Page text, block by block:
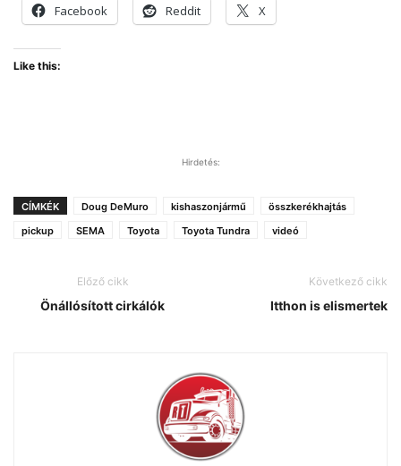
Facebook Reddit X
Like this:
Hirdetés:
CÍMKÉK Doug DeMuro kishaszonjármű
összkerékhajtás
pickup
SEMA Toyota Toyota Tundra videó
Előző cikk
Önállósított cirkálók
Következő cikk
Itthon is elismertek